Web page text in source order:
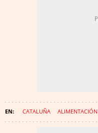
CATALUÑA ALIMENTACIÓN